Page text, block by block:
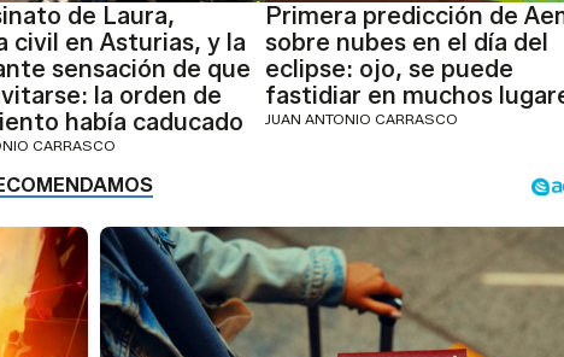
de Laura,
civil en Asturias, y la
sensación de que
la orden de
había caducado
CARRASCO
Primera predicción de
sobre nubes en el día del
eclipse: ojo, se puede
fastidiar en muchos
JUAN ANTONIO CARRASCO